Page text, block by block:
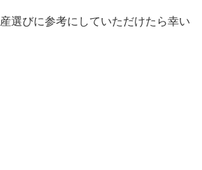
選びに参考にしていただけたら幸い